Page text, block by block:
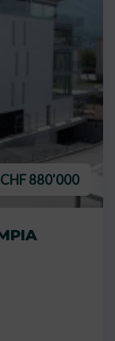
CHF 880'000